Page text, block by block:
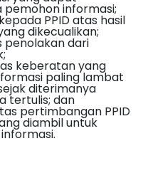
informasi;
PPID atas hasil
dikecualikan;
penolakan dari
keberatan yang
paling lambat
diterimanya
tertulis; dan
pertimbangan PPID
diambil untuk